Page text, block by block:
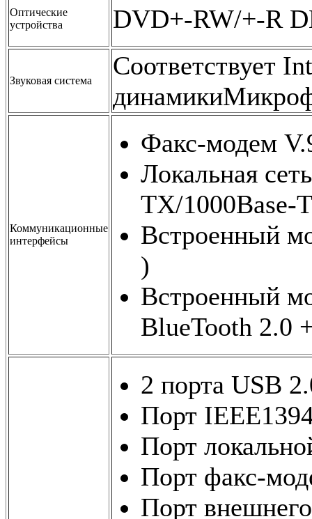
Oптические
устройства
DVD+-RW/+-R
Звуковая система
Соответствует
Коммуникационные
интерфейсы
Факс-модем
Локальная
TX/1000Base-
Встроенный
)
Встроенный
BlueTooth 2.0
2 порта USB
Порт
Порт
Порт факс-
Порт